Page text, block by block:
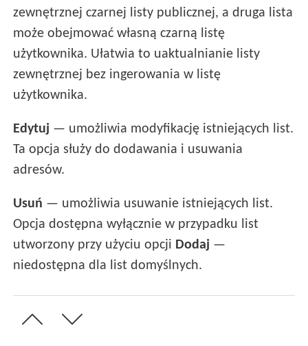
zewnętrznej czarnej listy publicznej, a druga lista
może obejmować własną czarną listę
użytkownika. Ułatwia to uaktualnianie listy
zewnętrznej bez ingerowania w listę
użytkownika.
Edytuj — umożliwia modyfikację istniejących list.
Ta opcja służy do dodawania i usuwania
adresów.
Usuń — umożliwia usuwanie istniejących list.
Opcja dostępna wyłącznie w przypadku list
utworzony przy użyciu opcji Dodaj —
niedostępna dla list domyślnych.